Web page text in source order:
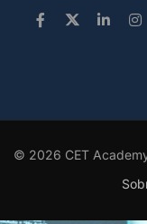
© 2026 CET